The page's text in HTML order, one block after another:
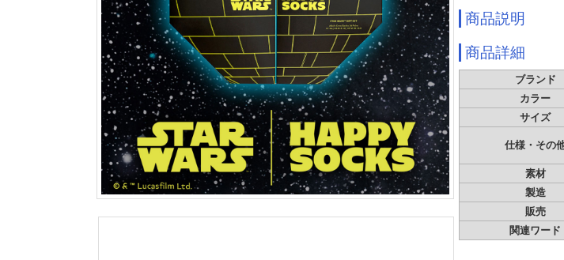
商品説明
商品詳細
ブランド
カラー
サイズ
仕様・その
素材
製造
販売
関連ワード